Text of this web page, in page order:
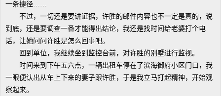
一条捷径……
不过，一切还是要讲证据，许胜的邮件内容也不一定是真的，说
到底，还是要调查一番才能得出结论，我还是找时间给老婆打个电
话，让她问问许胜是怎么回事吧。
回到单位，我继续坐到监控台前，对许胜的别墅进行监视。
时间来到下午五六点，一辆出租车停在了滨海御府小区门口，我
一眼便认出从车上下来的妻子跟许胜，于是我立马打起精神，开始观
察起来。